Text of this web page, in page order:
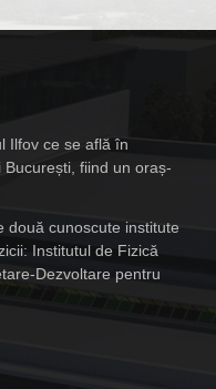
Ilfov ce se află în
fiind un oraș-
două cunoscute institute
Institutul de Fizică
Dezvoltare pentru